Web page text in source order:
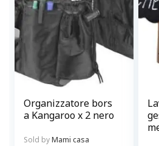
Organizzatore bors
a Kangaroo x 2 nero
Sold byMami casa